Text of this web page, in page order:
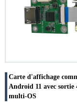
Carte d'affichage
Android 11 avec
multi-OS